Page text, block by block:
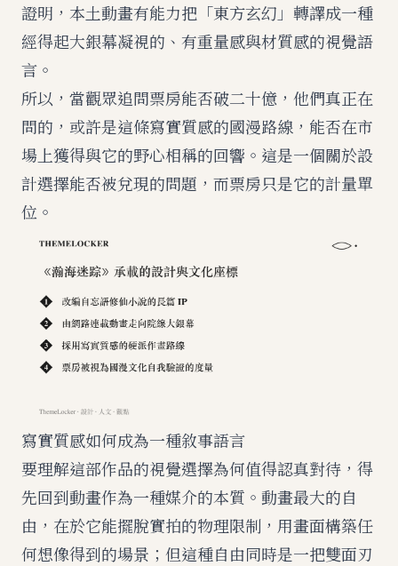
證明，本土動畫有能力把「東方玄幻」轉譯成一種
經得起大銀幕凝視的、有重量感與材質感的視覺語
言。
所以，當觀眾追問票房能否破二十億，他們真正在
問的，或許是這條寫實質感的國漫路線，能否在市
場上獲得與它的野心相稱的回響。這是一個關於設
計選擇能否被兌現的問題，而票房只是它的計量單
位。
寫實質感如何成為一種敘事語言
要理解這部作品的視覺選擇為何值得認真對待，得
先回到動畫作為一種媒介的本質。動畫最大的自
由，在於它能擺脫實拍的物理限制，用畫面構築任
何想像得到的場景；但這種自由同時是一把雙面刃